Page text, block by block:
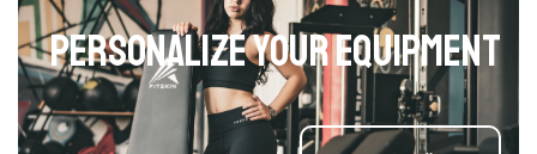
Personalize your equipment